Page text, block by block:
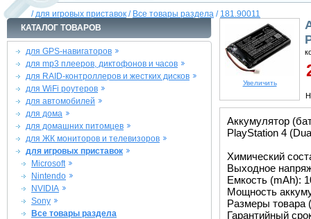
/для игровых приставок / Все товары раздела / 181.90011
КАТАЛОГ ТОВАРОВ
для GPS-навигаторов
для mp3 плееров, диктофонов и часов
для RAID-контроллеров и жестких дисков
для WiFi роутеров
для автомобилей
для дома
для домашних питомцев
для ЖК мониторов и телевизоров
для игровых приставок
Microsoft
Nintendo
NVIDIA
Sony
Все товары раздела
Увеличить
Аккумулятор
PlayStation 4
Химический
Выходное
Емкость (mAh):
Мощность
Размеры товара
Гарантийный